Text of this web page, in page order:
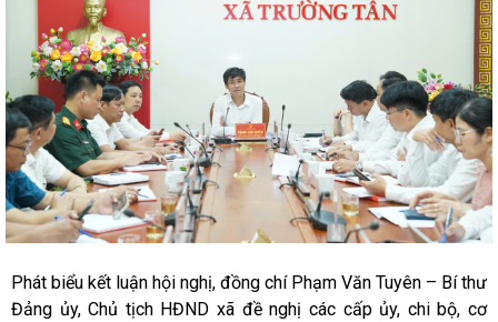
Phát biểu kết luận hội nghị, đồng chí Phạm Văn Tuyên – Bí thư
Đảng ủy, Chủ tịch HĐND xã đề nghị các cấp ủy, chi bộ, cơ